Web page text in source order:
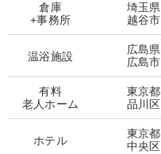
倉庫
+事務所
埼玉県
越谷市
温浴施設
広島県
広島市
有料
老人ホーム
東京都
品川区
ホテル
東京都
中央区